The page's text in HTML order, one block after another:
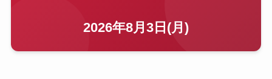
2026年8月3日(月)